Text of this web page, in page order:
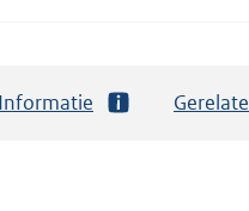
Informatie